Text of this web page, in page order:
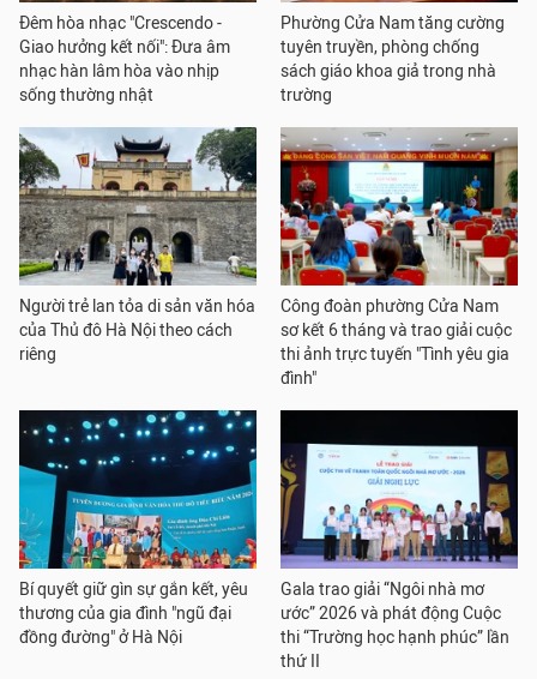
Đêm hòa nhạc "Crescendo -
Giao hưởng kết nối": Đưa âm
nhạc hàn lâm hòa vào nhịp
sống thường nhật
Phường Cửa Nam tăng cường
tuyên truyền, phòng chống
sách giáo khoa giả trong nhà
trường
Người trẻ lan tỏa di sản văn hóa
của Thủ đô Hà Nội theo cách
riêng
Công đoàn phường Cửa Nam
sơ kết 6 tháng và trao giải cuộc
thi ảnh trực tuyến "Tình yêu gia
đình"
Bí quyết giữ gìn sự gắn kết, yêu
thương của gia đình "ngũ đại
đồng đường" ở Hà Nội
Gala trao giải “Ngôi nhà mơ
ước” 2026 và phát động Cuộc
thi “Trường học hạnh phúc” lần
thứ II